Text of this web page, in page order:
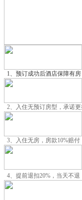
1、预订成功后酒店保障有房
2、入住无预订房型，承诺更
3、入住无房，房款10%赔付
4、提前退扣20%，当天不退